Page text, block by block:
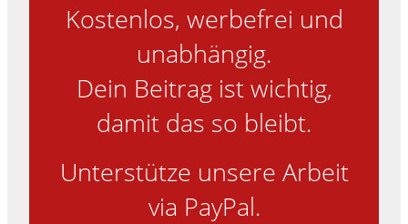
Kostenlos, werbefrei und
unabhängig.
Dein Beitrag ist wichtig,
damit das so bleibt.
Unterstütze unsere Arbeit
via PayPal.